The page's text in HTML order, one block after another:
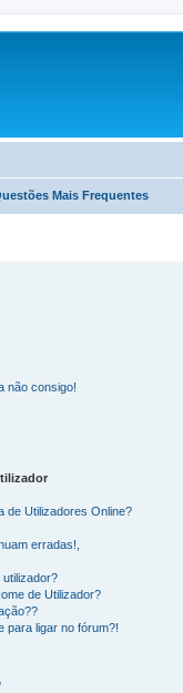
Mais Frequentes
não consigo!
de Utilizadores Online?
erradas!,
de Utilizador?
para ligar no fórum?!